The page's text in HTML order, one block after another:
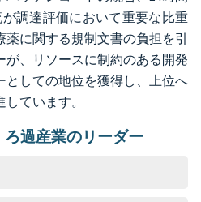
調達評価において重要な比重
薬に関する規制文書の負担を引
が、リソースに制約のある開発
としての地位を獲得し、上位へ
ています。
過産業のリーダー